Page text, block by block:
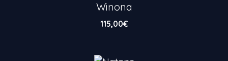
Winona
115,00€